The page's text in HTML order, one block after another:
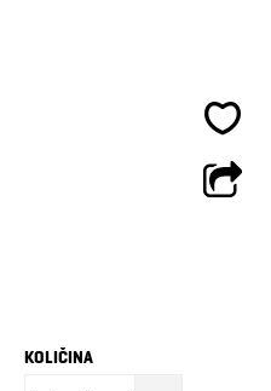
KOLIČINA